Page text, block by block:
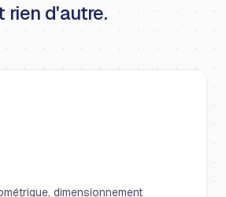
rien d'autre.
dimensionnement